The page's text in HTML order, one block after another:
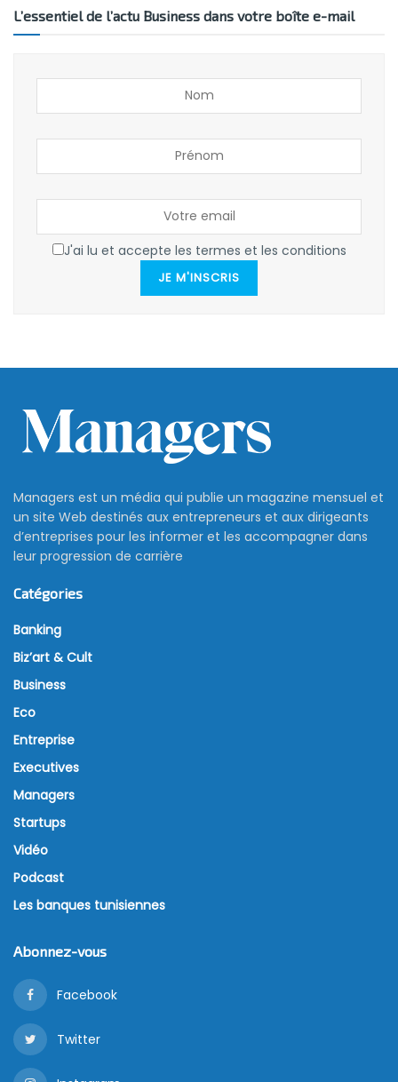
L’essentiel de l’actu Business dans votre boîte e-mail
J'ai lu et accepte les termes et les conditions
JE M'INSCRIS
Managers est un média qui publie un magazine mensuel et
un site Web destinés aux entrepreneurs et aux dirigeants
d’entreprises pour les informer et les accompagner dans
leur progression de carrière
Catégories
Banking
Biz’art & Cult
Business
Eco
Entreprise
Executives
Managers
Startups
Vidéo
Podcast
Les banques tunisiennes
Abonnez-vous
Facebook
Twitter